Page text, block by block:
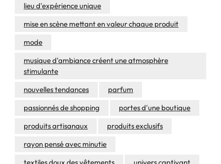
lieu d'expérience unique
mise en scène mettant en valeur chaque produit
mode
musique d'ambiance créent une atmosphère
stimulante
nouvelles tendances
parfum
passionnés de shopping
portes d'une boutique
produits artisanaux
produits exclusifs
rayon pensé avec minutie